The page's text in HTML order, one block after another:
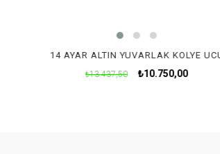
14 AYAR ALTIN YUVARLAK KOLYE
₺10.750,00
₺13.437,50